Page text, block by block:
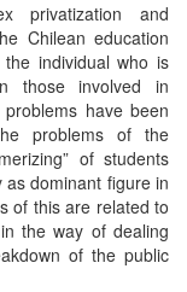
privatization and
Chilean education
individual who is
those involved in
have been
problems of the
of students
dominant figure in
of this are related to
the way of dealing
of the public